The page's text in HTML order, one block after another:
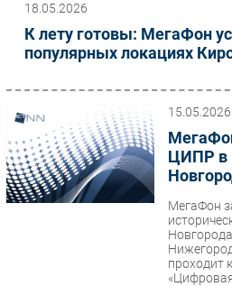
18.05.2026
К лету готовы: МегаФон
популярных локациях
15.05.2026
ЦИПР в
МегаФон
проходит